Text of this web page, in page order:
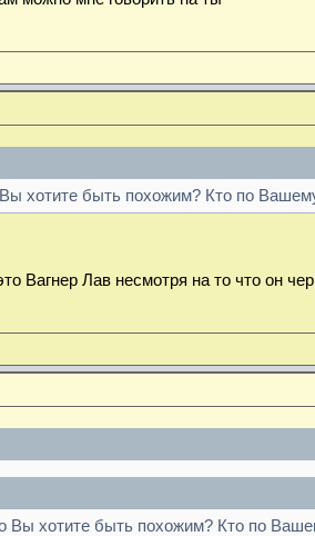
Вы хотите быть похожим? Кто по
Вагнер Лав несмотря на то что он
Вы хотите быть похожим? Кто по